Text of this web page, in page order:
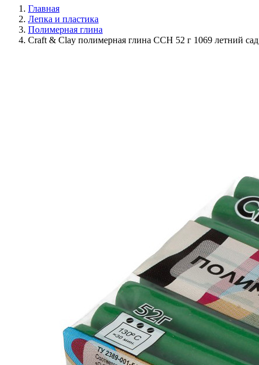
Главная
Лепка и пластика
Полимерная глина
Craft & Clay полимерная глина CCH 52 г 1069 летний сад